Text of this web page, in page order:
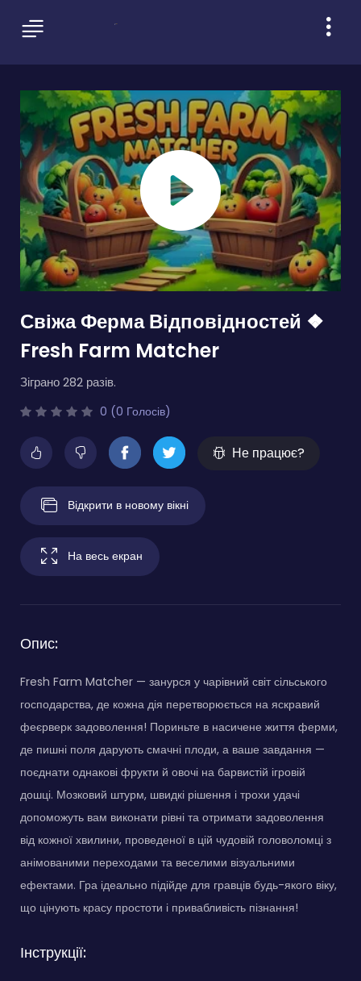
Свіжа Ферма Відповідностей ❖
Fresh Farm Matcher
Зіграно 282 разів.
0 (0 Голосів)
Не працює?
Відкрити в новому вікні
На весь екран
Опис:
Fresh Farm Matcher — занурся у чарівний світ сільського
господарства, де кожна дія перетворюється на яскравий
феєрверк задоволення! Пориньте в насичене життя ферми,
де пишні поля дарують смачні плоди, а ваше завдання —
поєднати однакові фрукти й овочі на барвистій ігровій
дошці. Мозковий штурм, швидкі рішення і трохи удачі
допоможуть вам виконати рівні та отримати задоволення
від кожної хвилини, проведеної в цій чудовій головоломці з
анімованими переходами та веселими візуальними
ефектами. Гра ідеально підійде для гравців будь-якого віку,
що цінують красу простоти і привабливість пізнання!
Інструкції: